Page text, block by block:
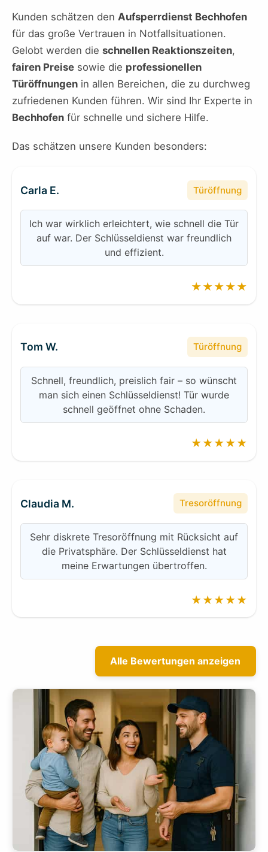
Kunden schätzen den Aufsperrdienst Bechhofen
für das große Vertrauen in Notfallsituationen.
Gelobt werden die schnellen Reaktionszeiten,
fairen Preise sowie die professionellen
Türöffnungen in allen Bereichen, die zu durchweg
zufriedenen Kunden führen. Wir sind Ihr Experte in
Bechhofen für schnelle und sichere Hilfe.
Das schätzen unsere Kunden besonders:
Carla E. Türöffnung
Ich war wirklich erleichtert, wie schnell die Tür
auf war. Der Schlüsseldienst war freundlich
und effizient.
★★★★★
Tom W. Türöffnung
Schnell, freundlich, preislich fair – so wünscht
man sich einen Schlüsseldienst! Tür wurde
schnell geöffnet ohne Schaden.
★★★★★
Claudia M. Tresoröffnung
Sehr diskrete Tresoröffnung mit Rücksicht auf
die Privatsphäre. Der Schlüsseldienst hat
meine Erwartungen übertroffen.
★★★★★
Alle Bewertungen anzeigen